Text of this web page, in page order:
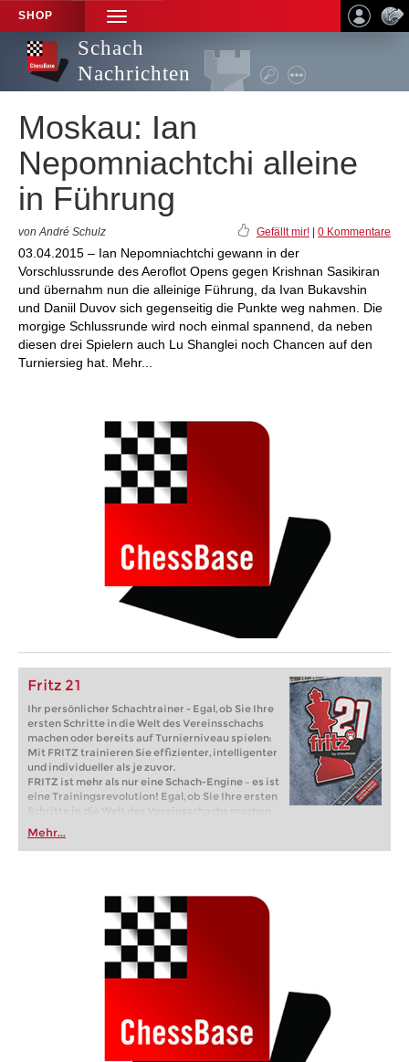
SHOP
TOGGLE
NAVIGATION
Schach
Nachrichten
Moskau: Ian
Nepomniachtchi alleine
in Führung
von André Schulz Gefällt mir! 0 Kommentare
03.04.2015 – Ian Nepomniachtchi gewann in der
Vorschlussrunde des Aeroflot Opens gegen Krishnan Sasikiran
und übernahm nun die alleinige Führung, da Ivan Bukavshin
und Daniil Duvov sich gegenseitig die Punkte weg nahmen. Die
morgige Schlussrunde wird noch einmal spannend, da neben
diesen drei Spielern auch Lu Shanglei noch Chancen auf den
Turniersieg hat. Mehr...
Fritz 21
Ihr persönlicher Schachtrainer - Egal, ob Sie Ihre
ersten Schritte in die Welt des Vereinsschachs
machen oder bereits auf Turnierniveau spielen:
Mit FRITZ trainieren Sie effizienter, intelligenter
und individueller als je zuvor.
FRITZ ist mehr als nur eine Schach-Engine – es ist
eine Trainingsrevolution! Egal, ob Sie Ihre ersten
Schritte in die Welt des Vereinsschachs machen
oder bereits auf Turnierniveau spielen: Mit
FRITZ trainieren Sie effizienter, intelligenter und
individueller als je zuvor.
Mehr...